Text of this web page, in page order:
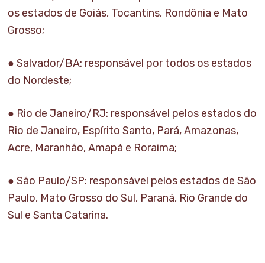
os estados de Goiás, Tocantins, Rondônia e Mato
Grosso;
● Salvador/BA: responsável por todos os estados
do Nordeste;
● Rio de Janeiro/RJ: responsável pelos estados do
Rio de Janeiro, Espírito Santo, Pará, Amazonas,
Acre, Maranhão, Amapá e Roraima;
● São Paulo/SP: responsável pelos estados de São
Paulo, Mato Grosso do Sul, Paraná, Rio Grande do
Sul e Santa Catarina.